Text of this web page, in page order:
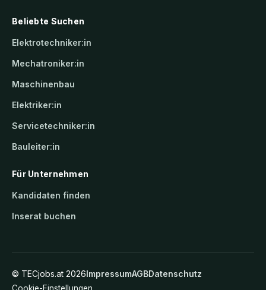
Beliebte Suchen
Elektrotechniker:in
Mechatroniker:in
Maschinenbau
Elektriker:in
Servicetechniker:in
Bauleiter:in
Für Unternehmen
Kandidaten finden
Inserat buchen
© TECjobs.at 2026ImpressumAGBDatenschutz